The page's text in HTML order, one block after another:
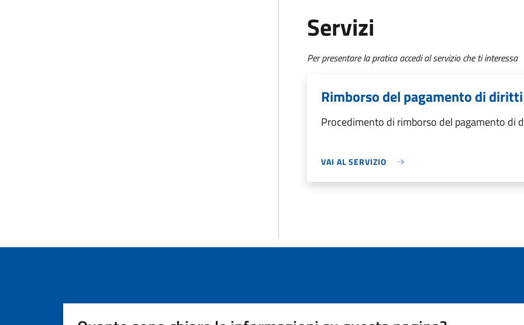
Servizi
Per presentare la pratica accedi al servizio che ti interessa
Rimborso del pagamento di
Procedimento di rimborso del pagamento di
VAI AL SERVIZIO